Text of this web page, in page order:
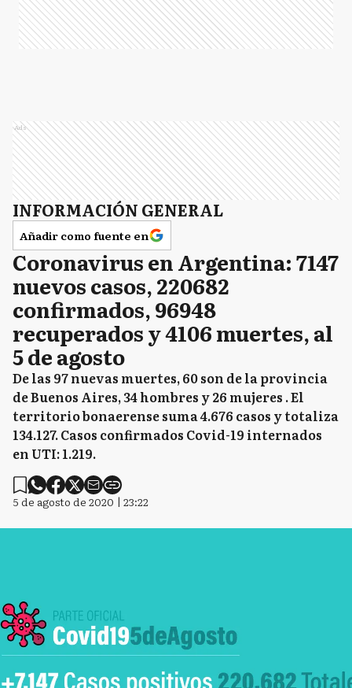
Ads
INFORMACIÓN GENERAL
Añadir como fuente en
Coronavirus en Argentina: 7147
nuevos casos, 220682
confirmados, 96948
recuperados y 4106 muertes, al
5 de agosto
De las 97 nuevas muertes, 60 son de la provincia
de Buenos Aires, 34 hombres y 26 mujeres . El
territorio bonaerense suma 4.676 casos y totaliza
134.127. Casos confirmados Covid-19 internados
en UTI: 1.219.
5 de agosto de 2020 | 23:22